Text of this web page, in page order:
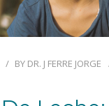
BY DR. J FERRE JORGE